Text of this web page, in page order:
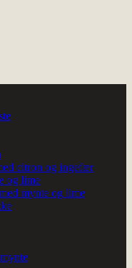
citron og ingefær
og lime
mynte og lime